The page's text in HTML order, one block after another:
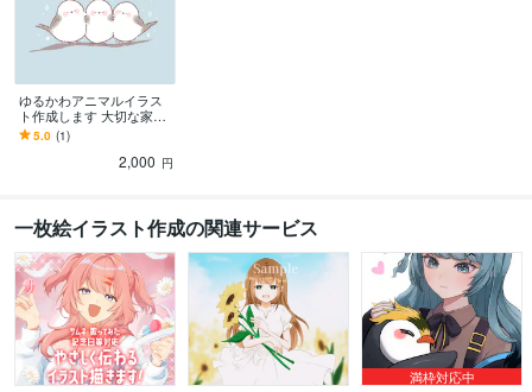
ゆるかわアニマルイラス
ト作成します 大切な家族
も可愛くデフォルメ!可愛
い動物があなたを癒しま
5.0 (1)
2,000 円
一枚絵イラスト作成の関連サービス
満枠対応中